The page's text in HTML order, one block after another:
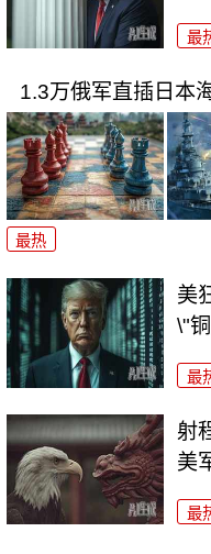
最
1.3万俄军直插日本
最热
美
\"
最
射
美
最